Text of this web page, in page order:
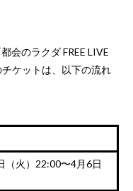
会のラクダ FREE LIVE
ケットは、以下の流れ
（火）22:00〜4月6日